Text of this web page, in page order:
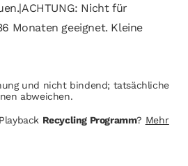
Nicht für
Monaten geeignet. Kleine
und nicht bindend; tatsächliche
abweichen.
Recycling Programm? Mehr